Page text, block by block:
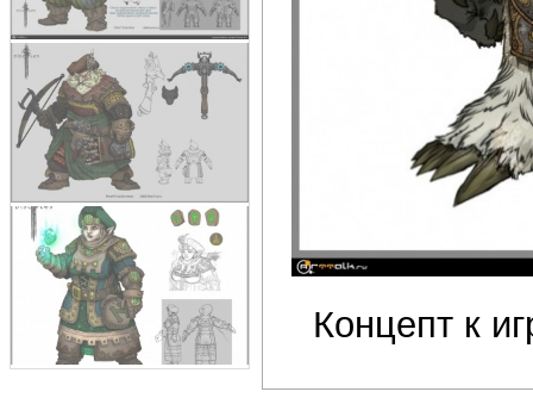
Концепт к